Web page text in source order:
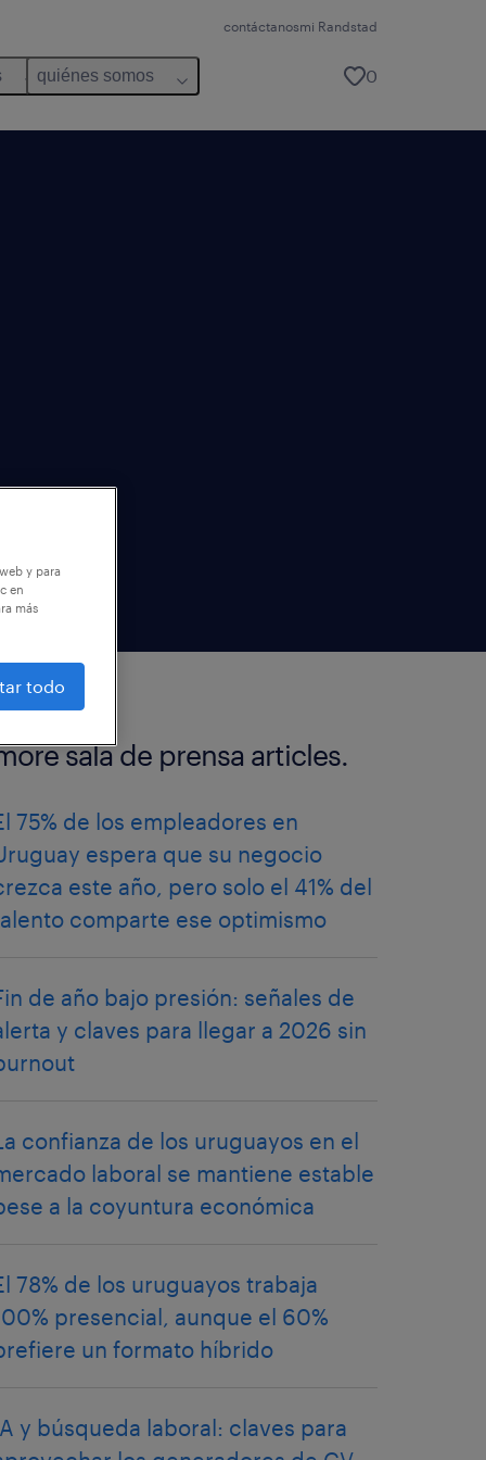
contáctanosmi Randstad
quiénes somos 0
sala de prensa articles.
75% de los empleadores en
espera que su negocio
este año, pero solo el 41% del
comparte ese optimismo
de año bajo presión: señales de
y claves para llegar a 2026 sin
confianza de los uruguayos en el
laboral se mantiene estable
a la coyuntura económica
78% de los uruguayos trabaja
presencial, aunque el 60%
un formato híbrido
y búsqueda laboral: claves para
y para
en
más
todo